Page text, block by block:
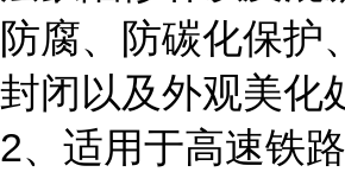
防腐、防碳化保护
封闭以及外观美化
2、适用于高速铁